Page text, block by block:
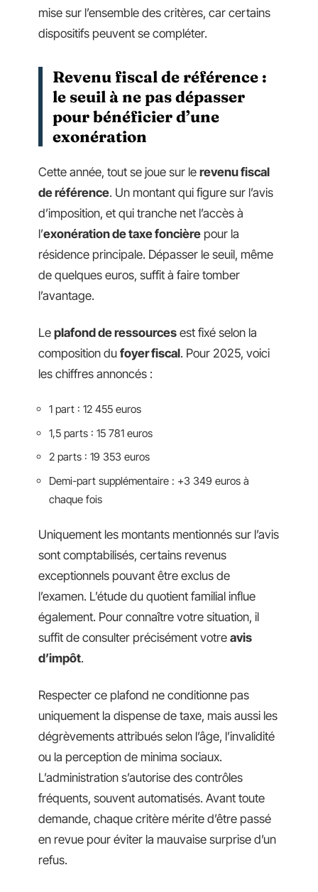
mise sur l’ensemble des critères, car certains
dispositifs peuvent se compléter.
Revenu fiscal de référence :
le seuil à ne pas dépasser
pour bénéficier d’une
exonération
Cette année, tout se joue sur le revenu fiscal
de référence. Un montant qui figure sur l’avis
d’imposition, et qui tranche net l’accès à
l’exonération de taxe foncière pour la
résidence principale. Dépasser le seuil, même
de quelques euros, suffit à faire tomber
l’avantage.
Le plafond de ressources est fixé selon la
composition du foyer fiscal. Pour 2025, voici
les chiffres annoncés :
1 part : 12 455 euros
1,5 parts : 15 781 euros
2 parts : 19 353 euros
Demi-part supplémentaire : +3 349 euros à
chaque fois
Uniquement les montants mentionnés sur l’avis
sont comptabilisés, certains revenus
exceptionnels pouvant être exclus de
l’examen. L’étude du quotient familial influe
également. Pour connaître votre situation, il
suffit de consulter précisément votre avis
d’impôt.
Respecter ce plafond ne conditionne pas
uniquement la dispense de taxe, mais aussi les
dégrèvements attribués selon l’âge, l’invalidité
ou la perception de minima sociaux.
L’administration s’autorise des contrôles
fréquents, souvent automatisés. Avant toute
demande, chaque critère mérite d’être passé
en revue pour éviter la mauvaise surprise d’un
refus.